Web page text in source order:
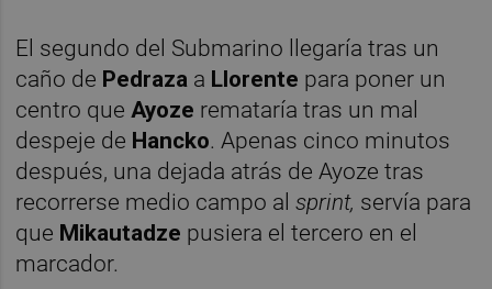
El segundo del Submarino llegaría tras un
caño de Pedraza a Llorente para poner un
centro que Ayoze remataría tras un mal
despeje de Hancko. Apenas cinco minutos
después, una dejada atrás de Ayoze tras
recorrerse medio campo alsprint, servía para
que Mikautadze pusiera el tercero en el
marcador.